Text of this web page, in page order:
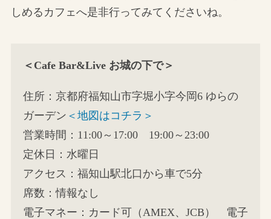
しめるカフェへ是非行ってみてくださいね。
＜Cafe Bar&Live お城の下で＞
住所：京都府福知山市字堀小字今岡6 ゆらの
ガーデン ＜地図はコチラ＞
営業時間：11:00～17:00 19:00～23:00
定休日：水曜日
アクセス：福知山駅北口から車で5分
席数：情報なし
電子マネー：カード可（AMEX、JCB） 電子